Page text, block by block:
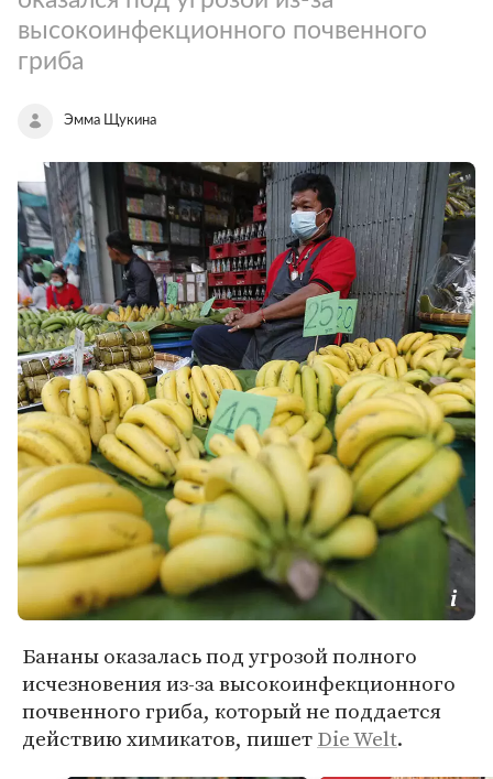
высокоинфекционного почвенного
гриба
Эмма Щукина
Бананы оказалась под угрозой полного
исчезновения из-за высокоинфекционного
почвенного гриба, который не поддается
действию химикатов, пишетDie Welt.